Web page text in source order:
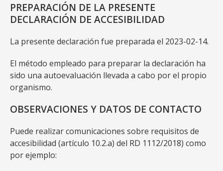
PREPARACIÓN DE LA PRESENTE
DECLARACIÓN DE ACCESIBILIDAD
La presente declaración fue preparada el 2023-02-14.
El método empleado para preparar la declaración ha
sido una autoevaluación llevada a cabo por el propio
organismo.
OBSERVACIONES Y DATOS DE CONTACTO
Puede realizar comunicaciones sobre requisitos de
accesibilidad (artículo 10.2.a) del RD 1112/2018) como
por ejemplo: